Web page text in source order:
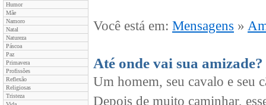
Humor
Mãe
Namoro
Natal
Natureza
Páscoa
Paz
Primavera
Profissões
Reflexão
Religiosas
Tristeza
Você está em: Mensagens »
Até onde vai sua amizade?
Um homem, seu cavalo e seu
Depois de muito caminhar,